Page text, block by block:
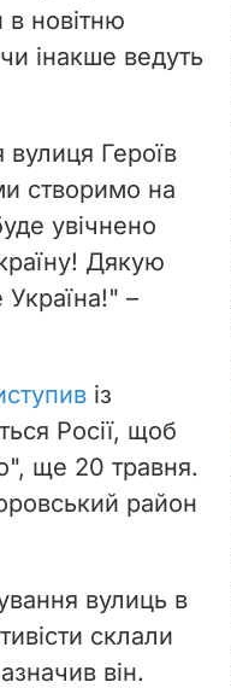
в новітню
інакше ведуть
Героїв
створимо на
увічнено
Дякую
Україна!" –
із
Росії, щоб
ще 20 травня.
район
вулиць в
склали
він.